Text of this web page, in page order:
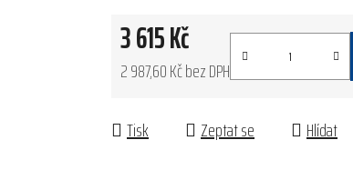
3 615 Kč
2 987,60 Kč bez DPH
Tisk Zeptat se Hlídat